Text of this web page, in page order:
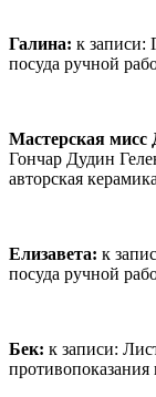
Галина: к записи:
посуда ручной
Мастерская
Гончар Дудин
авторская керамика
Елизавета: к
посуда ручной
Бек: к записи:
противопоказания